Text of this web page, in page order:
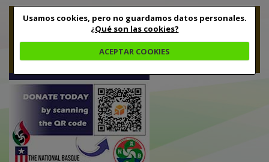
Usamos cookies, pero no guardamos datos personales.
¿Qué son las cookies?
ACEPTAR COOKIES